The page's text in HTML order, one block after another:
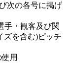
次の各号に掲げ
手・観客及び関
ズを含む)ピッチ
用